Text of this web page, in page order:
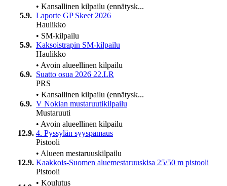
5.9.
• Kansallinen kilpailu (ennätysk...
Laporte GP Skeet 2026
Haulikko
5.9.
• SM-kilpailu
Kaksoistrapin SM-kilpailu
Haulikko
6.9.
• Avoin alueellinen kilpailu
Suatto osua 2026 22.LR
PRS
6.9.
• Kansallinen kilpailu (ennätysk...
V Nokian mustaruutikilpailu
Mustaruuti
12.9.
• Avoin alueellinen kilpailu
4. Pyssylän syyspamaus
Pistooli
12.9.
• Alueen mestaruuskilpailu
Kaakkois-Suomen aluemestaruuskisa 25/50 m pistooli
Pistooli
• Koulutus